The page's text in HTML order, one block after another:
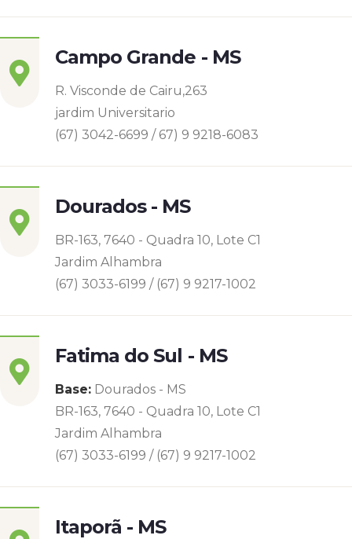
Campo Grande - MS
R. Visconde de Cairu,263
jardim Universitario
(67) 3042-6699 / 67) 9 9218-6083
Dourados - MS
BR-163, 7640 - Quadra 10, Lote C1
Jardim Alhambra
(67) 3033-6199 / (67) 9 9217-1002
Fatima do Sul - MS
Base: Dourados - MS
BR-163, 7640 - Quadra 10, Lote C1
Jardim Alhambra
(67) 3033-6199 / (67) 9 9217-1002
Itaporã - MS